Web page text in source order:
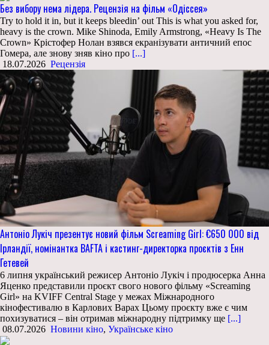
Без вибору нема лідера. Рецензія на фільм «Одіссея»
Try to hold it in, but it keeps bleedin’ out This is what you asked for,
heavy is the crown. Mike Shinoda, Emily Armstrong, «Heavy Is The
Crown» Крістофер Нолан взявся екранізувати античний епос
Гомера, але знову зняв кіно про [...]
18.07.2026 Рецензія
Антоніо Лукіч презентує новий фільм Screaming Girl: €650 000 від
Ірландії, номінантка BAFTA і кастинг-директорка проєктів з Енн
Гетевей
6 липня український режисер Антоніо Лукіч і продюсерка Анна
Яценко представили проєкт свого нового фільму «Screaming
Girl» на KVIFF Central Stage у межах Міжнародного
кінофестивалю в Карлових Варах Цьому проєкту вже є чим
похизуватися – він отримав міжнародну підтримку ще [...]
08.07.2026 Новини кіно, Українське кіно